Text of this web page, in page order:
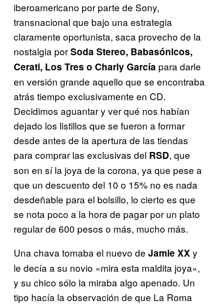
iberoamericano por parte de Sony,
transnacional que bajo una estrategia
claramente oportunista, saca provecho de la
nostalgia porSoda Stereo, Babasónicos,
Cerati, Los Tres o Charly García para darle
en versión grande aquello que se encontraba
atrás tiempo exclusivamente en CD.
Decidimos aguantar y ver qué nos habían
dejado los listillos que se fueron a formar
desde antes de la apertura de las tiendas
para comprar las exclusivas del RSD, que
son en sí la joya de la corona, ya que pese a
que un descuento del 10 o 15% no es nada
desdeñable para el bolsillo, lo cierto es que
se nota poco a la hora de pagar por un plato
regular de 600 pesos o más, mucho más.
Una chava tomaba el nuevo de Jamie XXy
le decía a su novio «mira esta maldita joya»,
y su chico sólo la miraba algo apenado. Un
tipo hacía la observación de que La Roma